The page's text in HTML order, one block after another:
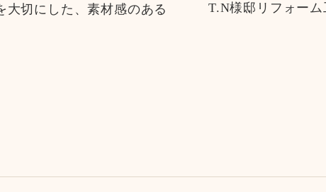
大切にした、素材感のある
T.N様邸リフォーム